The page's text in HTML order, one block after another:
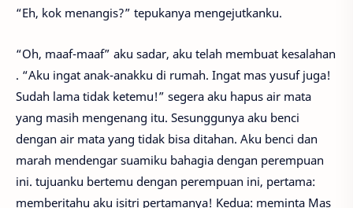
“Eh, kok menangis?” tepukanya mengejutkanku.
“Oh, maaf-maaf” aku sadar, aku telah membuat kesalahan
. “Aku ingat anak-anakku di rumah. Ingat mas yusuf juga!
Sudah lama tidak ketemu!” segera aku hapus air mata
yang masih mengenang itu. Sesunggunya aku benci
dengan air mata yang tidak bisa ditahan. Aku benci dan
marah mendengar suamiku bahagia dengan perempuan
ini. tujuanku bertemu dengan perempuan ini, pertama:
memberitahu aku isitri pertamanya! Kedua: meminta Mas